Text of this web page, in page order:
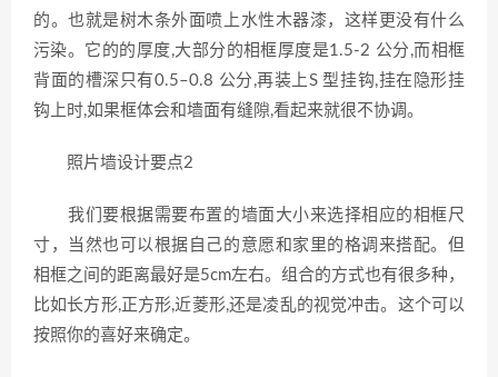
的。也就是树木条外面喷上水性木器漆，这样更没有什么
污染。它的的厚度,大部分的相框厚度是1.5-2 公分,而相框
背面的槽深只有0.5–0.8 公分,再装上S 型挂钩,挂在隐形挂
钩上时,如果框体会和墙面有缝隙,看起来就很不协调。
照片墙设计要点2
我们要根据需要布置的墙面大小来选择相应的相框尺
寸，当然也可以根据自己的意愿和家里的格调来搭配。但
相框之间的距离最好是5cm左右。组合的方式也有很多种，
比如长方形,正方形,近菱形,还是凌乱的视觉冲击。这个可以
按照你的喜好来确定。